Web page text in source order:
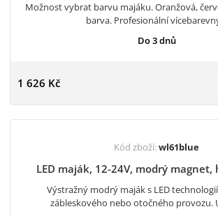
Možnost vybrat barvu majáku. Oranžová,
barva. Profesionální
Do 3 dnů
1 626 Kč
Kód zboží:wl61blue
LED maják, 12-24V, modrý magnet,
Výstražný modrý maják s LED
zábleskového nebo otočného provozu.